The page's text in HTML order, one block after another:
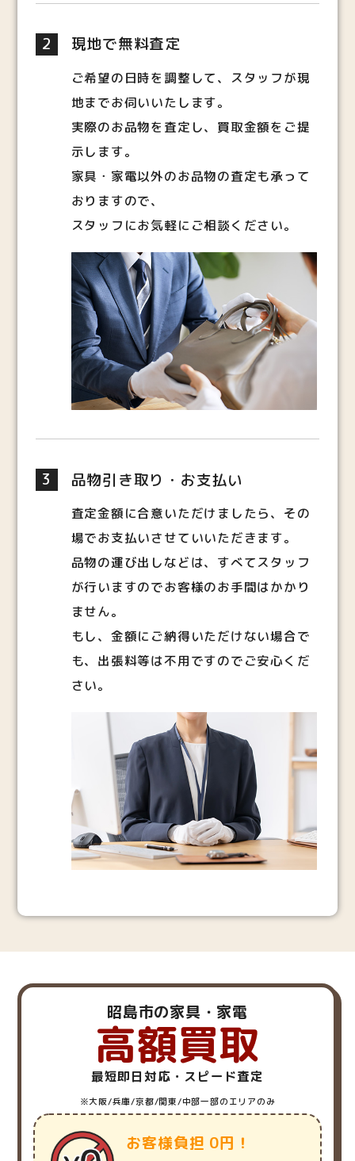
2 現地で無料査定
ご希望の日時を調整して、スタッフが現
地までお伺いいたします。
実際のお品物を査定し、買取金額をご提
示します。
家具・家電以外のお品物の査定も承って
おりますので、
スタッフにお気軽にご相談ください。
3 品物引き取り・お支払い
査定金額に合意いただけましたら、その
場でお支払いさせていいただきます。
品物の運び出しなどは、すべてスタッフ
が行いますのでお客様のお手間はかかり
ません。
もし、金額にご納得いただけない場合で
も、出張料等は不用ですのでご安心くだ
さい。
昭島市の家具・家電
高額買取
最短即日対応・スピード査定
※大阪/兵庫/京都/関東/中部一部のエリアのみ
お客様負担 0円！